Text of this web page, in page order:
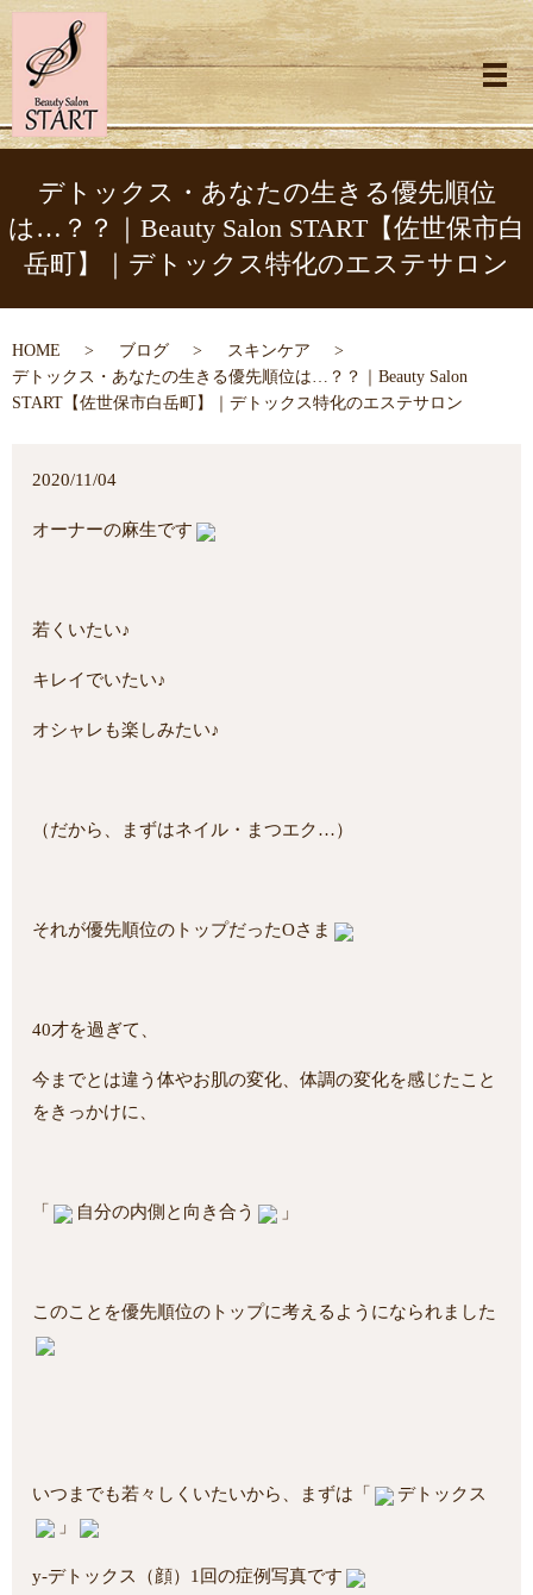
メ
デトックス・あなたの生きる優先順位
は…？？｜Beauty Salon START【佐世保市白
岳町】｜デトックス特化のエステサロン
HOME ブログ
スキンケア
デトックス・あなたの生きる優先順位は…？？｜Beauty Salon
START【佐世保市白岳町】｜デトックス特化のエステサロン
2020/11/04
オーナーの麻生です
若くいたい♪
キレイでいたい♪
オシャレも楽しみたい♪
（だから、まずはネイル・まつエク…）
それが優先順位のトップだったOさま
40才を過ぎて、
今までとは違う体やお肌の変化、体調の変化を感じたこと
をきっかけに、
「 自分の内側と向き合う 」
このことを優先順位のトップに考えるようになられました
いつまでも若々しくいたいから、まずは「
デトックス
」
y-デトックス（顔）1回の症例写真です